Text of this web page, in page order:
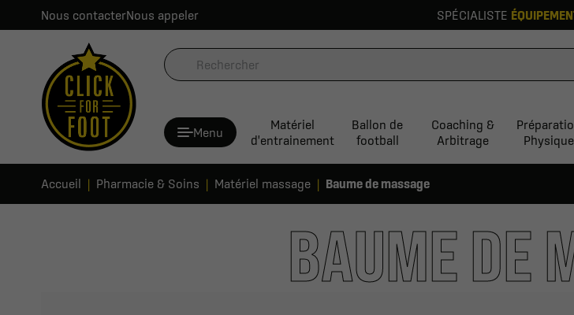
Nous contacterNous appeler SPÉCIALISTE
Menu
Matériel
d'entrainement
Ballon de
football
Coaching &
Arbitrage
Physique
Accueil Pharmacie & Soins Matériel massage Baume de massage
BAUME DE